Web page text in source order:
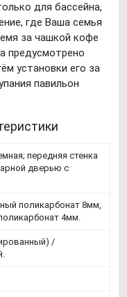
для бассейна,
где Ваша семья
за чашкой кофе
предусмотрено
установки его за
павильон
передняя стенка
дверью с
поликарбонат 8мм,
4мм.
/